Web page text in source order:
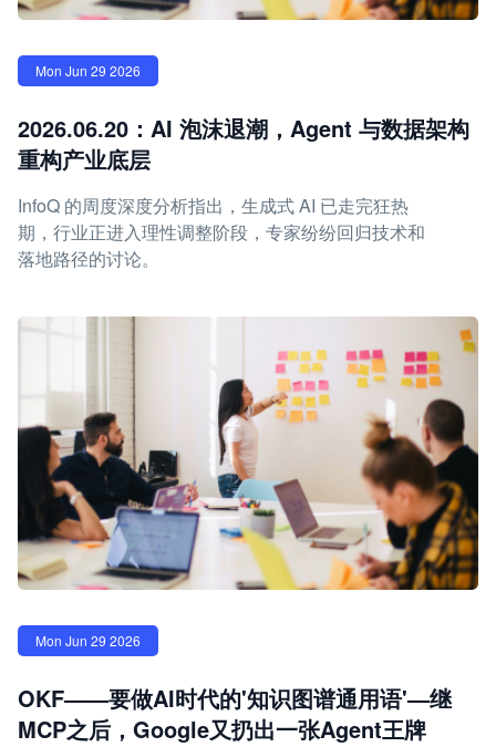
Mon Jun 29 2026
2026.06.20：AI 泡沫退潮，Agent 与数据架构
重构产业底层
InfoQ 的周度深度分析指出，生成式 AI 已走完狂热
期，行业正进入理性调整阶段，专家纷纷回归技术和
落地路径的讨论。
Mon Jun 29 2026
OKF——要做AI时代的'知识图谱通用语'—继
MCP之后，Google又扔出一张Agent王牌